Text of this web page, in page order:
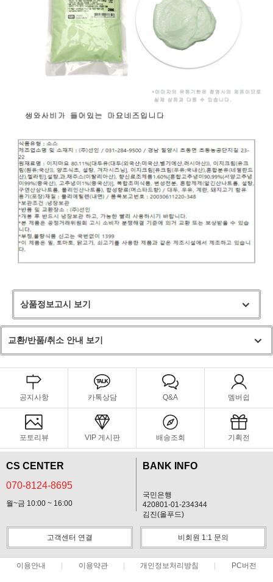
상품정보고시 보기
교환/반품/취소 안내 보기
공지사항 카톡상담 Q&A 멤버쉽
포토리뷰 VIP 게시판 배송조회 기획전
CS CENTER
070-8124-8695
월~금 10:00 ~ 16:00
BANK INFO
국민은행
420801-01-234344
김진(올푸드)
고객센터 연결 비회원 1:1 문의
이용안내 이용약관 개인정보처리방침 PC버전